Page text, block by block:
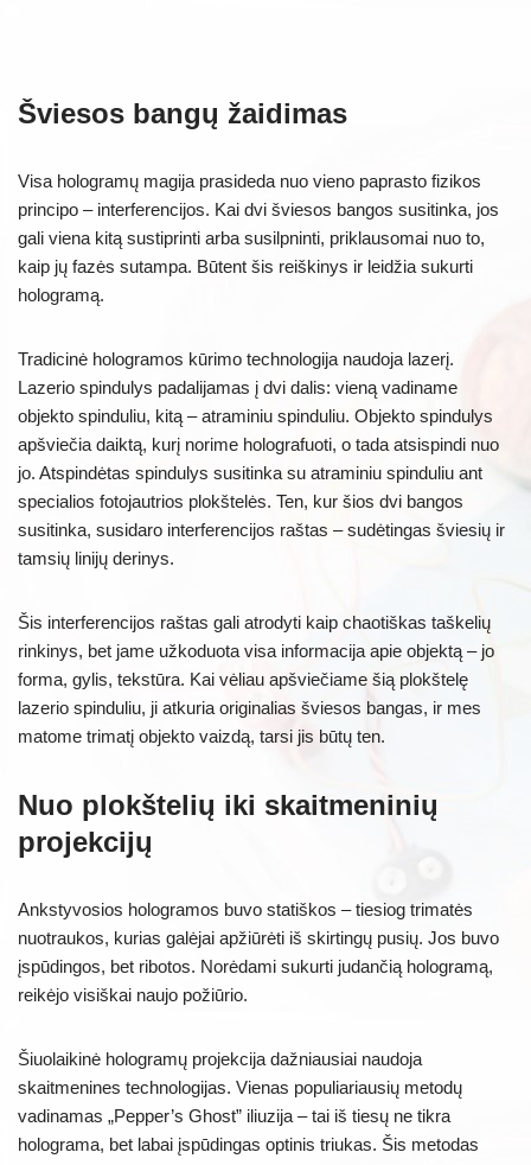
Šviesos bangų žaidimas
Visa hologramų magija prasideda nuo vieno paprasto fizikos
principo – interferencijos. Kai dvi šviesos bangos susitinka, jos
gali viena kitą sustiprinti arba susilpninti, priklausomai nuo to,
kaip jų fazės sutampa. Būtent šis reiškinys ir leidžia sukurti
hologramą.
Tradicinė hologramos kūrimo technologija naudoja lazerį.
Lazerio spindulys padalijamas į dvi dalis: vieną vadiname
objekto spinduliu, kitą – atraminiu spinduliu. Objekto spindulys
apšviečia daiktą, kurį norime holografuoti, o tada atsispindi nuo
jo. Atspindėtas spindulys susitinka su atraminiu spinduliu ant
specialios fotojautrios plokštelės. Ten, kur šios dvi bangos
susitinka, susidaro interferencijos raštas – sudėtingas šviesių ir
tamsių linijų derinys.
Šis interferencijos raštas gali atrodyti kaip chaotiškas taškelių
rinkinys, bet jame užkoduota visa informacija apie objektą – jo
forma, gylis, tekstūra. Kai vėliau apšviečiame šią plokštelę
lazerio spinduliu, ji atkuria originalias šviesos bangas, ir mes
matome trimatį objekto vaizdą, tarsi jis būtų ten.
Nuo plokštelių iki skaitmeninių
projekcijų
Ankstyvosios hologramos buvo statiškos – tiesiog trimatės
nuotraukos, kurias galėjai apžiūrėti iš skirtingų pusių. Jos buvo
įspūdingos, bet ribotos. Norėdami sukurti judančią hologramą,
reikėjo visiškai naujo požiūrio.
Šiuolaikinė hologramų projekcija dažniausiai naudoja
skaitmenines technologijas. Vienas populiariausių metodų
vadinamas „Pepper’s Ghost” iliuzija – tai iš tiesų ne tikra
holograma, bet labai įspūdingas optinis triukas. Šis metodas